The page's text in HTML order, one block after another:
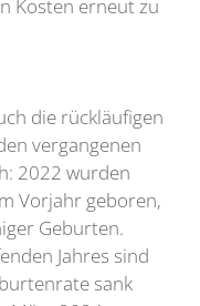
Kosten erneut zu
die rückläufigen
vergangenen
2022 wurden
Vorjahr geboren,
Geburten.
Jahres sind
sank